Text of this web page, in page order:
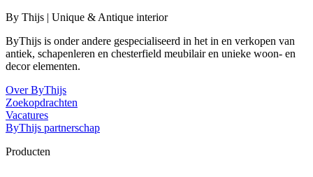
By Thijs | Unique & Antique interior
ByThijs is onder andere gespecialiseerd in het in en verkopen van
antiek, schapenleren en chesterfield meubilair en unieke woon- en
decor elementen.
Over ByThijs
Zoekopdrachten
Vacatures
ByThijs partnerschap
Producten